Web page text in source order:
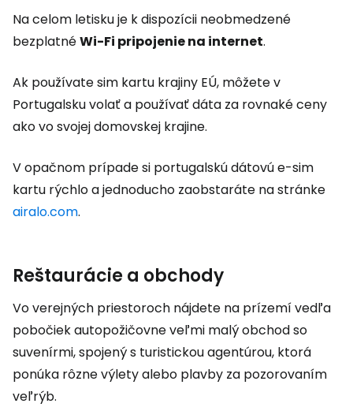
Na celom letisku je k dispozícii neobmedzené
bezplatnéWi-Fi pripojenie na internet.
Ak používate sim kartu krajiny EÚ, môžete v
Portugalsku volať a používať dáta za rovnaké ceny
ako vo svojej domovskej krajine.
V opačnom prípade si portugalskú dátovú e-sim
kartu rýchlo a jednoducho zaobstaráte na stránke
airalo.com.
Reštaurácie a obchody
Vo verejných priestoroch nájdete na prízemí vedľa
pobočiek autopožičovne veľmi malý obchod so
suvenírmi, spojený s turistickou agentúrou, ktorá
ponúka rôzne výlety alebo plavby za pozorovaním
veľrýb.